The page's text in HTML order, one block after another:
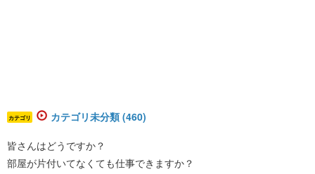
カテゴリ カテゴリ未分類 (460)
皆さんはどうですか？
部屋が片付いてなくても仕事できますか？